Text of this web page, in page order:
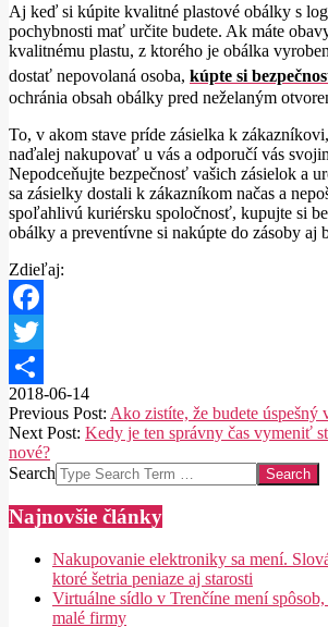
Aj keď si kúpite kvalitné plastové obálky s
pochybnosti mať určite budete. Ak máte
kvalitnému plastu, z ktorého je obálka
dostať nepovolaná osoba, kúpte si
ochránia obsah obálky pred neželaným
To, v akom stave príde zásielka k
naďalej nakupovať u vás a odporučí vás
Nepodceňujte bezpečnosť vašich zásielok a
sa zásielky dostali k zákazníkom načas a
spoľahlivú kuriérsku spoločnosť, kupujte si
obálky a preventívne si nakúpte do zásoby aj
Zdieľaj:
Facebook
Twitter
Share
2018-06-14
Previous Post: Ako zistíte, že budete úspešný
Next Post: Kedy je ten správny čas vymeniť
nové?
Search
Najnovšie články
Nakupovanie elektroniky sa mení.
ktoré šetria peniaze aj starosti
Virtuálne sídlo v Trenčíne mení
malé firmy